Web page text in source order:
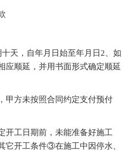
天，自年月日始至年月日2、如
应顺延，并用书面形式确定顺延
甲方未按照合同约定支付预付
开工日期前，未能准备好施工
它开工条件③在施工中因停水、